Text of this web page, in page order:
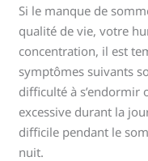
Si le manque de
qualité de vie, votre
concentration, il est
symptômes suivants
difficulté à s’endormir
excessive durant la
difficile pendant le
nuit.